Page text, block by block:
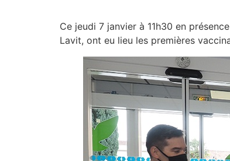
Ce jeudi 7 janvier à 11h30 en
Lavit, ont eu lieu les premières